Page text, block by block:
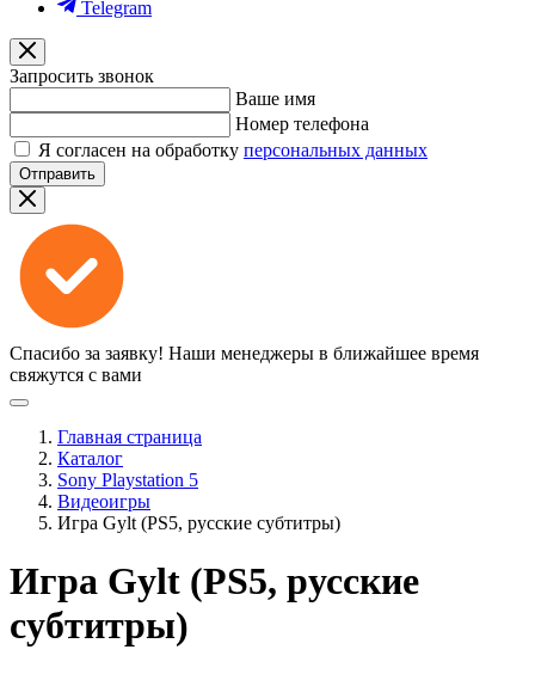
Telegram
Запросить звонок
Ваше имя
Номер телефона
Я согласен на обработку персональных данных
Отправить
Спасибо за заявку! Наши менеджеры в ближайшее время
свяжутся с вами
Главная страница
Каталог
Sony Playstation 5
Видеоигры
Игра Gylt (PS5, русские субтитры)
Игра Gylt (PS5, русские
субтитры)